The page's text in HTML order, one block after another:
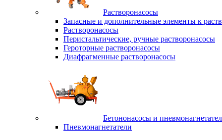
Растворонасосы
Запасные и дополнительные элементы к
Растворонасосы
Перистальтические, ручные растворонасосы
Героторные растворонасосы
Диафрагменные растворонасосы
Бетононасосы и
Пневмонагнетатели